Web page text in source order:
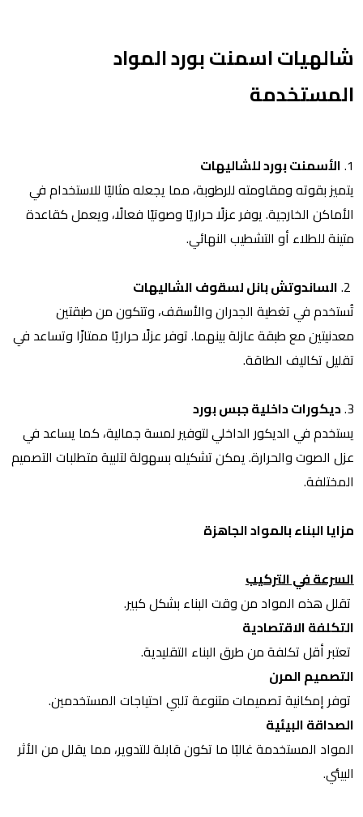
شالهيات اسمنت بورد المواد
المستخدمة
1. الأسمنت بورد للشاليهات
يتميز بقوته ومقاومته للرطوبة، مما يجعله مثاليًا للاستخدام في
الأماكن الخارجية. يوفر عزلًا حراريًا وصوتيًا فعالًا، ويعمل كقاعدة
متينة للطلاء أو التشطيب النهائي.
الساندوتش بانل لسقوف الشاليهات
تُستخدم في تغطية الجدران والأسقف، وتتكون من طبقتين
معدنيتين مع طبقة عازلة بينهما. توفر عزلًا حراريًا ممتازًا وتساعد في
تقليل تكاليف الطاقة.
3. ديكورات داخلية جبس بورد
يستخدم في الديكور الداخلي لتوفير لمسة جمالية، كما يساعد في
عزل الصوت والحرارة. يمكن تشكيله بسهولة لتلبية متطلبات التصميم
المختلفة.
مزايا البناء بالمواد الجاهزة
السرعة في التركيب
تقلل هذه المواد من وقت البناء بشكل كبير.
التكلفة الاقتصادية
تعتبر أقل تكلفة من طرق البناء التقليدية.
التصميم المرن
توفر إمكانية تصميمات متنوعة تلبي احتياجات المستخدمين.
الصداقة البيئية
المواد المستخدمة غالبًا ما تكون قابلة للتدوير، مما يقلل من الأثر
البيئي.